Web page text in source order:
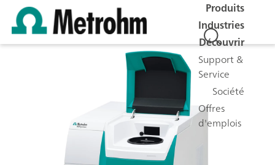
Produits
Industries
Découvrir
Support &
Service
Société
Offres
d'emplois